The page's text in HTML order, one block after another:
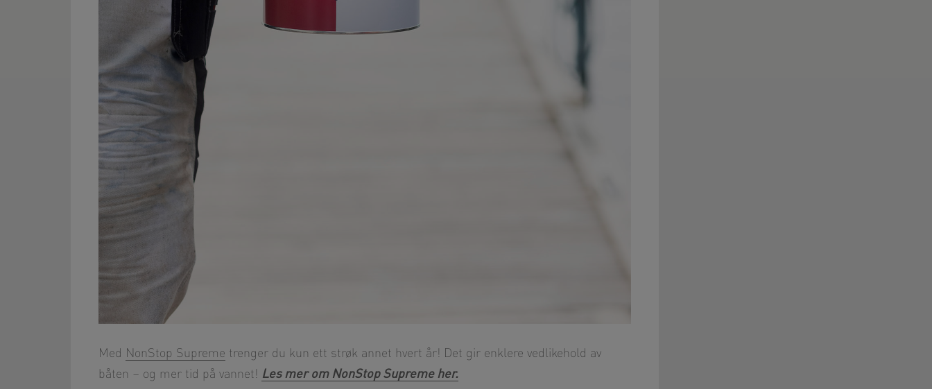
Med NonStop Supreme trenger du kun ett strøk annet hvert år! Det gir enklere vedlikehold av
båten – og mer tid på vannet! Les mer om NonStop Supreme her.